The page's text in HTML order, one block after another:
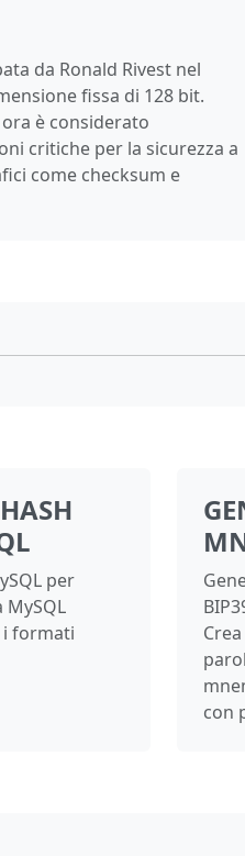
da Ronald Rivest nel
fissa di 128 bit.
è considerato
critiche per la sicurezza a
come checksum e
per
i formati
con